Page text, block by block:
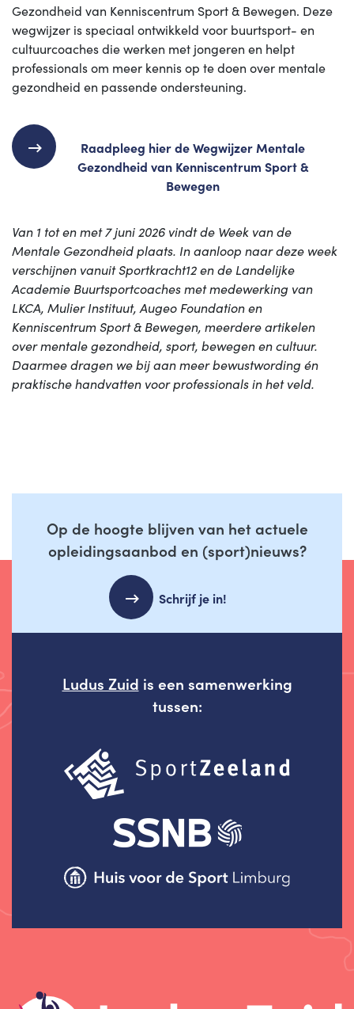
Gezondheid van Kenniscentrum Sport & Bewegen. Deze
wegwijzer is speciaal ontwikkeld voor buurtsport- en
cultuurcoaches die werken met jongeren en helpt
professionals om meer kennis op te doen over mentale
gezondheid en passende ondersteuning.
Raadpleeg hier de Wegwijzer Mentale
Gezondheid van Kenniscentrum Sport &
Bewegen
Van 1 tot en met 7 juni 2026 vindt de Week van de
Mentale Gezondheid plaats. In aanloop naar deze week
verschijnen vanuit Sportkracht12 en de Landelijke
Academie Buurtsportcoaches met medewerking van
LKCA, Mulier Instituut, Augeo Foundation en
Kenniscentrum Sport & Bewegen, meerdere artikelen
over mentale gezondheid, sport, bewegen en cultuur.
Daarmee dragen we bij aan meer bewustwording én
praktische handvatten voor professionals in het veld.
Op de hoogte blijven van het actuele
opleidingsaanbod en (sport)nieuws?
Schrijf je in!
Ludus Zuid is een samenwerking
tussen: